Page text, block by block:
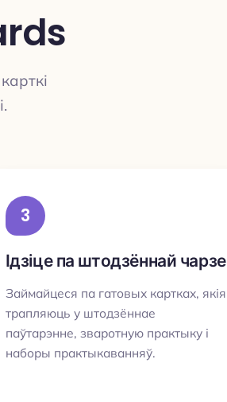
3
Ідзіце па штодзённай чарзе
Займайцеся па гатовых картках, якія
трапляюць у штодзённае
паўтарэнне, зваротную практыку і
наборы практыкаванняў.